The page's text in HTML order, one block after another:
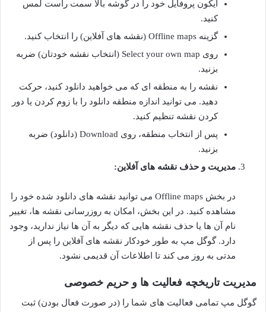
آیکون پروفایل خود را در گوشه بالا سمت راست لمس
کنید.
گزینه Offline maps (نقشه های آفلاین) را انتخاب کنید.
روی Select your own map (انتخاب نقشه خودتان) ضربه
بزنید.
نقشه را به منطقه ای که می خواهید دانلود کنید، حرکت
دهید. می توانید اندازه منطقه دانلود را با زوم کردن یا دور
کردن نقشه تنظیم کنید.
پس از انتخاب منطقه، روی Download (دانلود) ضربه
بزنید.
مدیریت و حذف نقشه های آفلاین:
در بخش Offline maps می توانید نقشه های دانلود شده خود را
مشاهده کنید. در این بخش، امکان به روزرسانی نقشه ها، تغییر
نام آن ها یا حذف نقشه هایی که دیگر به آن ها نیاز ندارید، وجود
دارد. گوگل مپ به طور خودکار نقشه های آفلاین را پس از
مدتی به روز می کند تا اطلاعات آن قدیمی نشود.
مدیریت تاریخچه فعالیت ها و حریم خصوصی
گوگل مپ تمامی فعالیت های شما را (در صورت فعال بودن) ثبت